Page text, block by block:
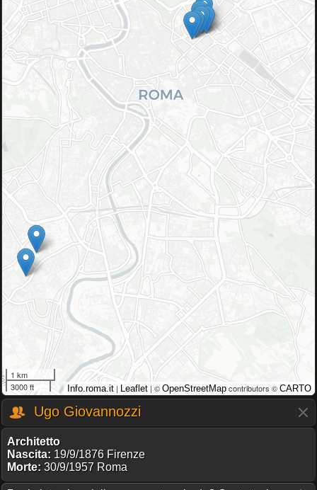
1 km
3000 ft
Info.roma.it | Leaflet | © OpenStreetMap contributors © CARTO
Ugo Giovannozzi
Architetto
Nascita: 19/9/1876 Firenze
Morte: 30/9/1957 Roma